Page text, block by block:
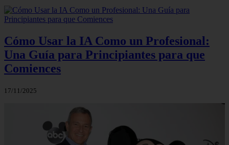
Cómo Usar la IA Como un Profesional:
Una Guía para Principiantes para que
Comiences
17/11/2025